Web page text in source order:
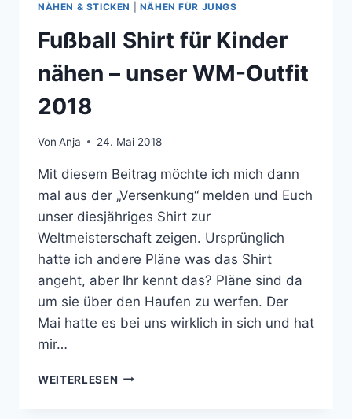
NÄHEN & STICKEN NÄHEN FÜR JUNGS
Fußball Shirt für Kinder
nähen – unser WM-Outfit
2018
Von Anja 24. Mai 2018
Mit diesem Beitrag möchte ich mich dann
mal aus der „Versenkung“ melden und Euch
unser diesjähriges Shirt zur
Weltmeisterschaft zeigen. Ursprünglich
hatte ich andere Pläne was das Shirt
angeht, aber Ihr kennt das? Pläne sind da
um sie über den Haufen zu werfen. Der
Mai hatte es bei uns wirklich in sich und hat
mir…
WEITERLESEN FUSSBALL S